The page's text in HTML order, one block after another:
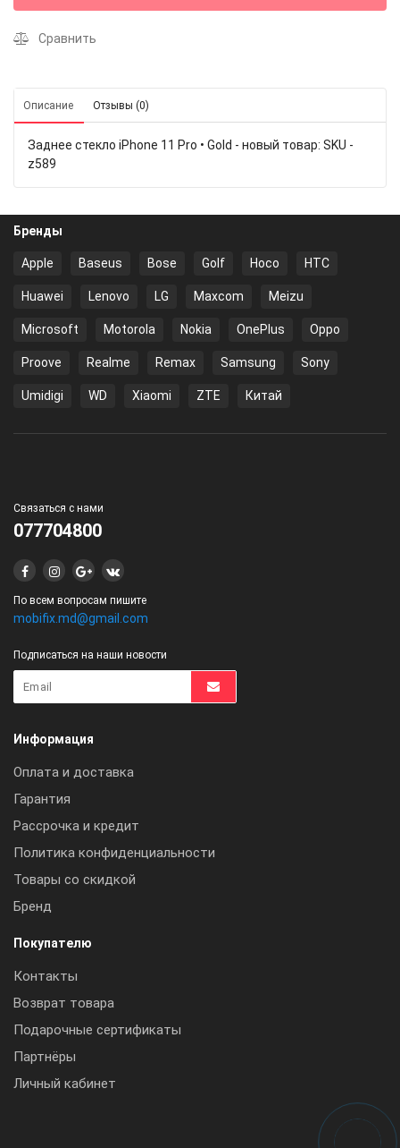
Сравнить
Описание Отзывы (0)
Заднее стекло iPhone 11 Pro • Gold - новый товар: SKU -
z589
Бренды
Apple Baseus Bose Golf Hoco HTC
Huawei Lenovo LG Maxcom Meizu
Microsoft Motorola Nokia OnePlus Oppo
Proove Realme Remax Samsung Sony
Umidigi WD Xiaomi ZTE Китай
Связаться с нами
077704800
По всем вопросам пишите
mobifix.md@gmail.com
Подписаться на наши новости
Информация
Оплата и доставка
Гарантия
Рассрочка и кредит
Политика конфиденциальности
Товары со скидкой
Бренд
Покупателю
Контакты
Возврат товара
Подарочные сертификаты
Партнёры
Личный кабинет